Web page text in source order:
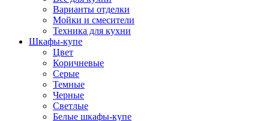
Варианты отделки
Мойки и смесители
Техника для кухни
Шкафы-купе
Цвет
Коричневые
Серые
Темные
Черные
Светлые
Белые шкафы-купе